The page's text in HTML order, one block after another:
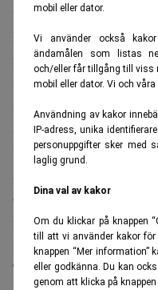
mobil eller dator.
Vi använder också
ändamålen som listas
och/eller får tillgång till viss
mobil eller dator. Vi och våra
Användning av kakor
IP-adress, unika
personuppgifter sker med
laglig grund.
Dina val av kakor
Om du klickar på knappen
till att vi använder kakor
knappen “Mer
eller godkänna. Du kan
genom att klicka på
verksamheten.
Morgan Stanley, som är
förbereda
Skandias tre
Skandinavien och den
Spekulanterna kommer
veckorna, enligt
Om Skandia skulle
försäkringsbolaget Axa
intresserat, skriver
TT